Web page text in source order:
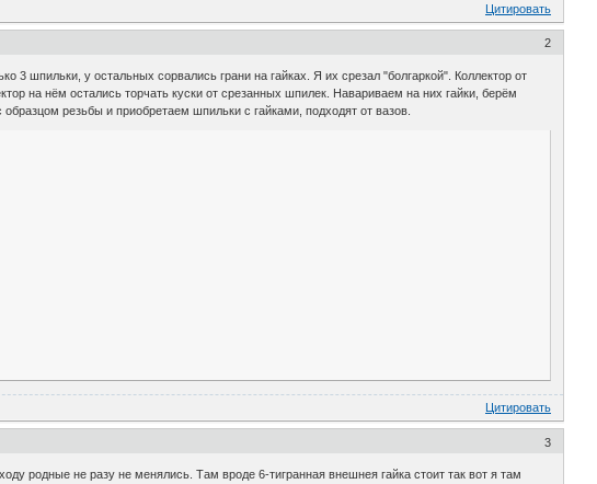
Цитировать
2
3 шпильки, у остальных сорвались грани на гайках. Я их срезал "болгаркой". Коллектор от
на нём остались торчать куски от срезанных шпилек. Навариваем на них гайки, берём
резьбы и приобретаем шпильки с гайками, подходят от вазов.
Цитировать
3
родные не разу не менялись. Там вроде 6-тигранная внешнея гайка стоит так вот я там